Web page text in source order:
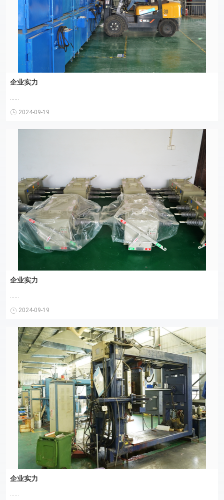
企业实力
2024-09-19
企业实力
......
2024-09-19
企业实力
......